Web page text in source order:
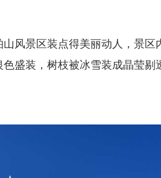
风景区装点得美丽动人，景区
盛装，树枝被冰雪装成晶莹剔